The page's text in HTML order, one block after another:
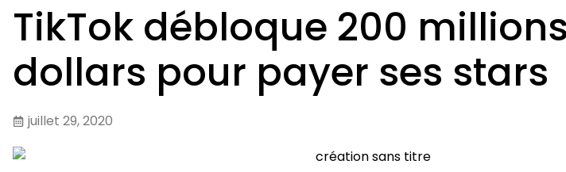
TikTok débloque 200
dollars pour payer ses stars
juillet 29, 2020